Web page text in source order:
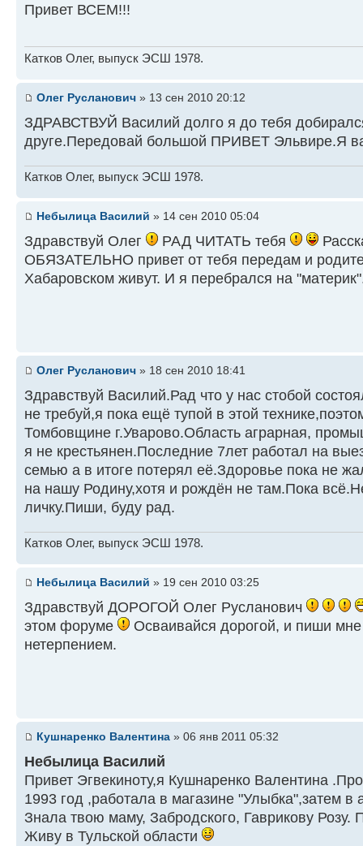
Привет ВСЕМ!!!
Катков Олег, выпуск ЭСШ 1978.
Олег Русланович » 13 сен 2010 20:12
ЗДРАВСТВУЙ Василий долго я до тебя
друге.Передовай большой ПРИВЕТ Эльвире.Я
Катков Олег, выпуск ЭСШ 1978.
Небылица Василий » 14 сен 2010 05:04
Здравствуй Олег РАД ЧИТАТЬ тебя
ОБЯЗАТЕЛЬНО привет от тебя передам и
Хабаровском живут. И я перебрался на
Олег Русланович » 18 сен 2010 18:41
Здравствуй Василий.Рад что у нас стобой
не требуй,я пока ещё тупой в этой
Томбовщине г.Уварово.Область аграрная,
я не крестьянен.Последние 7лет работал на
семью а в итоге потерял её.Здоровье пока не
на нашу Родину,хотя и рождён не там.Пока
личку.Пиши, буду рад.
Катков Олег, выпуск ЭСШ 1978.
Небылица Василий » 19 сен 2010 03:25
Здравствуй ДОРОГОЙ Олег Русланович
этом форуме
Осваивайся дорогой, и пиши
нетерпением.
Кушнаренко Валентина » 06 янв 2011 05:32
Небылица Василий
Привет Эгвекиноту,я Кушнаренко Валентина
1993 год ,работала в магазине "Улыбка",затем в
Знала твою маму, Забродского, Гаврикову
Живу в Тульской области